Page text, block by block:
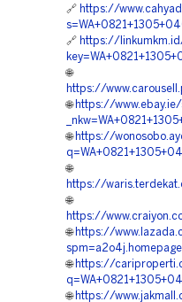
🔗 https://
🔗 https://
🌐
https://
🌐 https://
🌐 https://
🌐
https://
🌐
https://
🌐 https://
🌐 https://
🌐 https://